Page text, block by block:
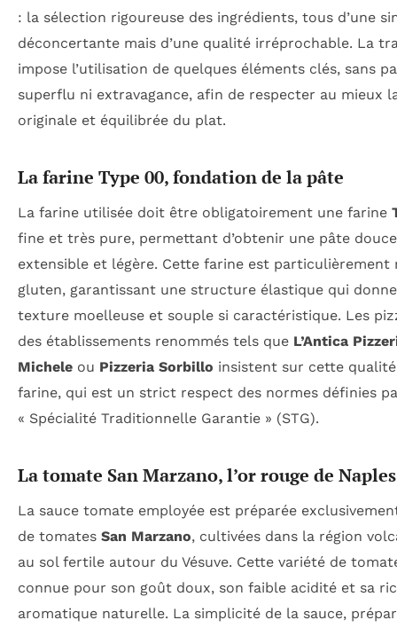
: la sélection rigoureuse des ingrédients, tous d’une
déconcertante mais d’une qualité irréprochable. La
impose l’utilisation de quelques éléments clés, sans
superflu ni extravagance, afin de respecter au mieux
originale et équilibrée du plat.
La farine Type 00, fondation de la pâte
La farine utilisée doit être obligatoirement une farine
fine et très pure, permettant d’obtenir une pâte
extensible et légère. Cette farine est particulièrement
gluten, garantissant une structure élastique qui
texture moelleuse et souple si caractéristique. Les
des établissements renommés tels que L’Antica
Michele ou Pizzeria Sorbillo insistent sur cette
farine, qui est un strict respect des normes définies
« Spécialité Traditionnelle Garantie » (STG).
La tomate San Marzano, l’or rouge de Naples
La sauce tomate employée est préparée
de tomates San Marzano, cultivées dans la région
au sol fertile autour du Vésuve. Cette variété de
connue pour son goût doux, son faible acidité et sa
aromatique naturelle. La simplicité de la sauce,